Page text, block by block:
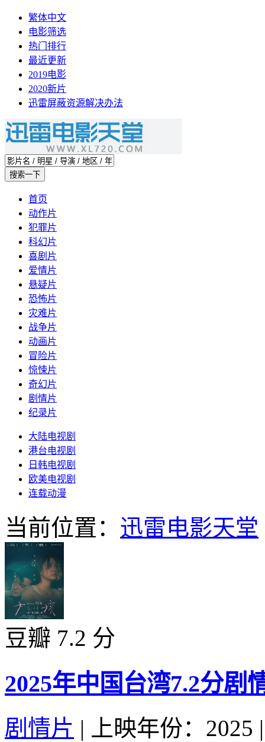
繁体中文
电影筛选
热门排行
最近更新
2019电影
2020新片
迅雷屏蔽资源解决办法
首页
动作片
犯罪片
科幻片
喜剧片
爱情片
悬疑片
恐怖片
灾难片
战争片
动画片
冒险片
惊悚片
奇幻片
剧情片
纪录片
大陆电视剧
港台电视剧
日韩电视剧
欧美电视剧
连载动漫
当前位置： 迅雷电影天堂
豆瓣 7.2 分
2025年中国台湾7.2分剧
剧情片 | 上映年份：2025 |